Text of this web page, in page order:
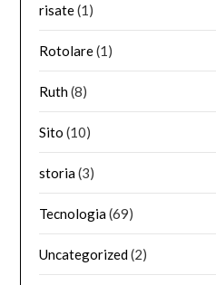
risate(1)
Rotolare(1)
Ruth(8)
Sito (10)
storia(3)
Tecnologia(69)
Uncategorized(2)